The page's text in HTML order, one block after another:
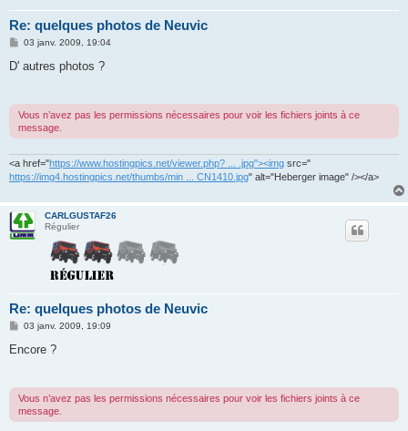
Re: quelques photos de Neuvic
M
s
03 janv. 2009, 19:04
D' autres photos ?
Vous n’avez pas les permissions nécessaires pour voir les fichiers joints à ce
message.
<a href="https://www.hostingpics.net/viewer.php? ... .jpg"><img src="
https://img4.hostingpics.net/thumbs/min ... CN1410.jpg" alt="Heberger image" /></a>
CARLGUSTAF26
Régulier
Re: quelques photos de Neuvic
M
s
03 janv. 2009, 19:09
Encore ?
Vous n’avez pas les permissions nécessaires pour voir les fichiers joints à ce
message.